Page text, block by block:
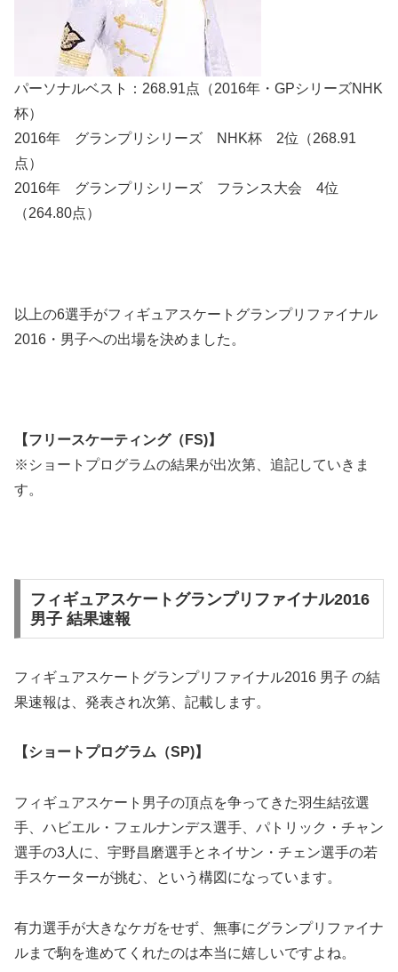
パーソナルベスト：268.91点（2016年・GPシリーズNHK
杯）
2016年 グランプリシリーズ NHK杯 2位（268.91
点）
2016年 グランプリシリーズ フランス大会 4位
（264.80点）
以上の6選手がフィギュアスケートグランプリファイナル
2016・男子への出場を決めました。
【フリースケーティング（FS)】
※ショートプログラムの結果が出次第、追記していきま
す。
フィギュアスケートグランプリファイナル2016
男子 結果速報
フィギュアスケートグランプリファイナル2016 男子 の結
果速報は、発表され次第、記載します。
【ショートプログラム（SP)】
フィギュアスケート男子の頂点を争ってきた羽生結弦選
手、ハビエル・フェルナンデス選手、パトリック・チャン
選手の3人に、宇野昌磨選手とネイサン・チェン選手の若
手スケーターが挑む、という構図になっています。
有力選手が大きなケガをせず、無事にグランプリファイナ
ルまで駒を進めてくれたのは本当に嬉しいですよね。